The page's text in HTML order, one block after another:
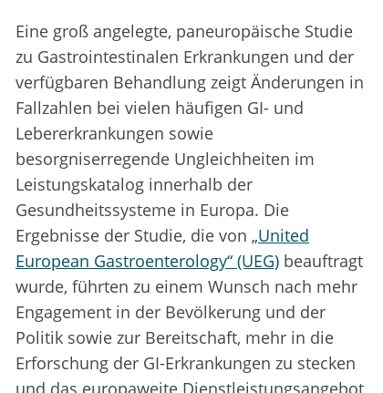
Eine groß angelegte, paneuropäische Studie
zu Gastrointestinalen Erkrankungen und der
verfügbaren Behandlung zeigt Änderungen in
Fallzahlen bei vielen häufigen GI- und
Lebererkrankungen sowie
besorgniserregende Ungleichheiten im
Leistungskatalog innerhalb der
Gesundheitssysteme in Europa. Die
Ergebnisse der Studie, die von „United
European Gastroenterology“ (UEG) beauftragt
wurde, führten zu einem Wunsch nach mehr
Engagement in der Bevölkerung und der
Politik sowie zur Bereitschaft, mehr in die
Erforschung der GI-Erkrankungen zu stecken